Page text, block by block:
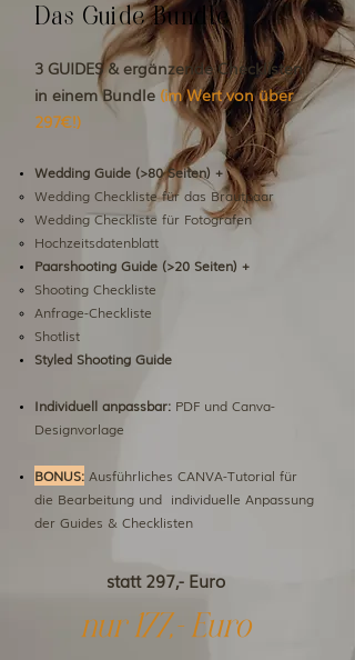
Das Guide Bundle
3 GUIDES & ergänzende Checklisten
in einem Bundle (im Wert von über
297€!)
​Wedding Guide (>80 Seiten) +
Wedding Checkliste für das Brautpaar
Wedding Checkliste für Fotografen
Hochzeitsdatenblatt
Paarshooting Guide (>20 Seiten) +
Shooting Checkliste
Anfrage-Checkliste
Shotlist
Styled Shooting Guide
Individuell anpassbar: PDF und Canva-
Designvorlage
BONUS: Ausführliches CANVA-Tutorial für
die Bearbeitung und individuelle Anpassung
der Guides & Checklisten
statt 297,- Euro
nur 177,- Euro